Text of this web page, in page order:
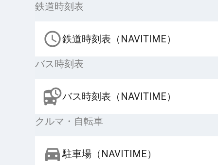
鉄道時刻表
鉄道時刻表（NAVITIME）
バス時刻表
バス時刻表（NAVITIME）
クルマ・自転車
駐車場（NAVITIME）